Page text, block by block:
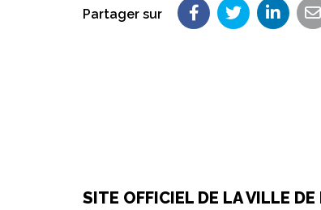
Partager sur Partager sur
Partager
SITE OFFICIEL DE LA VILLE DE